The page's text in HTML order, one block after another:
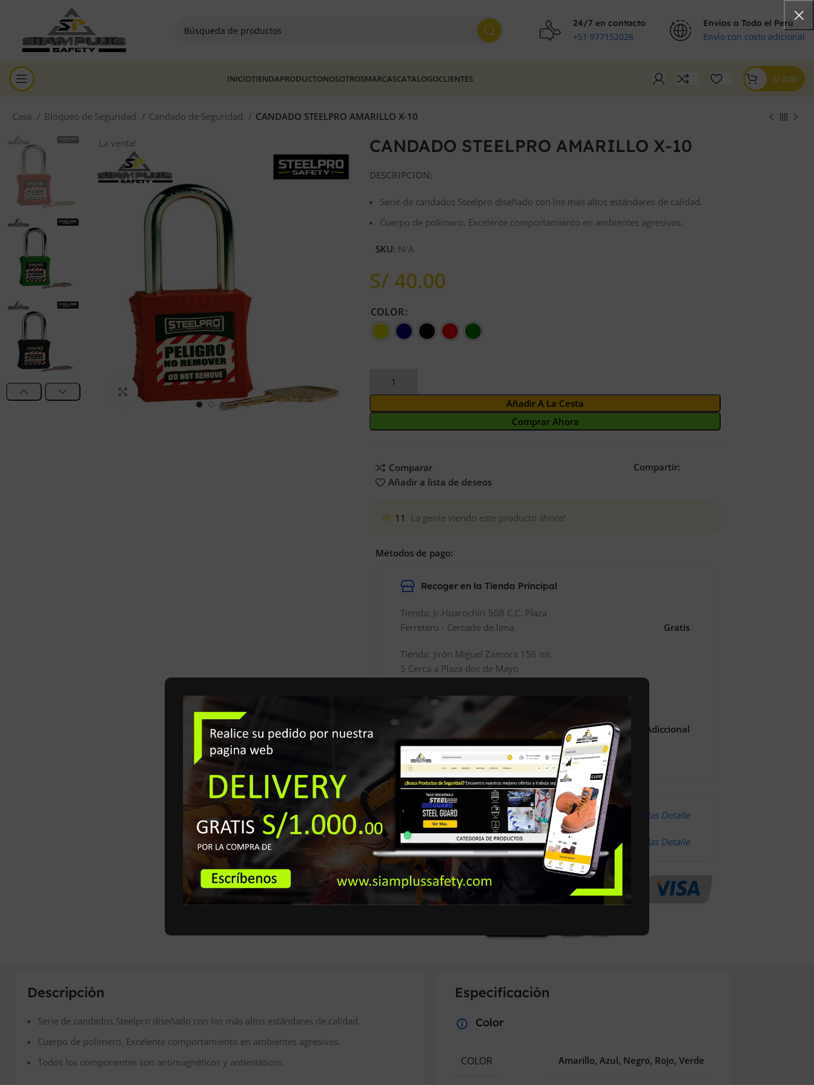
24/7 en contacto
+51 977152028
Envíos a Todo el Perú
Envío con costo adicional
INICIOTIENDAPRODUCTONOSOTROSMARCASCATALOGOCLIENTES S/0.00
Casa Bloqueo de Seguridad Candado de Seguridad CANDADO STEELPRO AMARILLO X-10
La venta!
Haga Click para agrandar
CANDADO STEELPRO AMARILLO X-10
DESCRIPCION:
Serie de candados Steelpro diseñado con los más altos estándares de calidad.
Cuerpo de polímero. Excelente comportamiento en ambientes agresivos.
SKU: N/A
S/
COLOR
Añadir A La Cesta
Comprar Ahora
Comparar
Añadir a lista de deseos
Compartir:
11 La gente viendo este producto ahora!
Métodos de pago:
Recoger en la Tienda Principal
Tienda: Jr.Huarochiri 508 C.C. Plaza
Ferretero - Cercado de lima
Tienda: Jirón Miguel Zamora 156 int.
5 Cerca a Plaza dos de Mayo
Gratis
Envíos a Domicilio
Los envíos a Domicilio son costo
Adicional depende del Lugar.
Realizamos Envíos a Nivel Nacional
1-2 Dias Costo Adiccional
Productos Seguros A tu Comodidad Mas Detalle
Garantía de Seguridad Mas Detalle
Descripción
Serie de candados Steelpro diseñado con los más altos estándares de calidad.
Cuerpo de polímero. Excelente comportamiento en ambientes agresivos.
Todos los componentes son antimagnéticos y antiestáticos.
Especificación
Color
COLOR Amarillo, Azul, Negro, Rojo, Verde